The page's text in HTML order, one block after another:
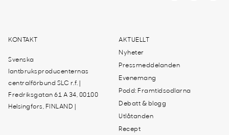
KONTAKT
Svenska
lantbruksproducenternas
centralförbund SLC r.f. |
Fredriksgatan 61 A 34, 00100
Helsingfors, FINLAND |
AKTUELLT
Nyheter
Pressmeddelanden
Evenemang
Podd: Framtidsodlarna
Debatt & blogg
Utlåtanden
Recept